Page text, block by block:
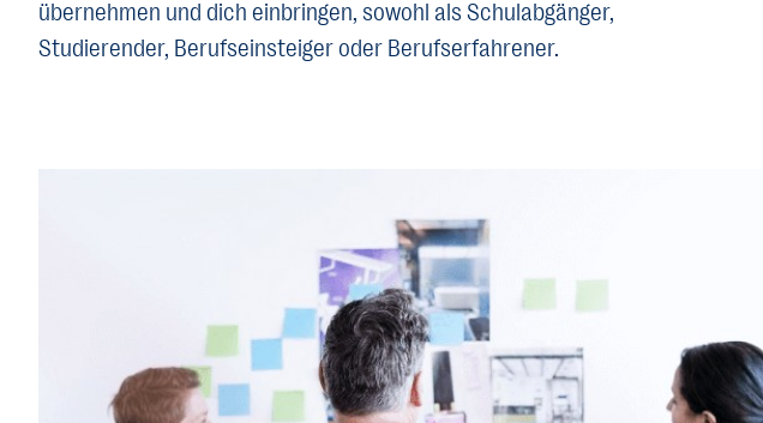
übernehmen und dich einbringen, sowohl als Schulabgänger,
Studierender, Berufseinsteiger oder Berufserfahrener.